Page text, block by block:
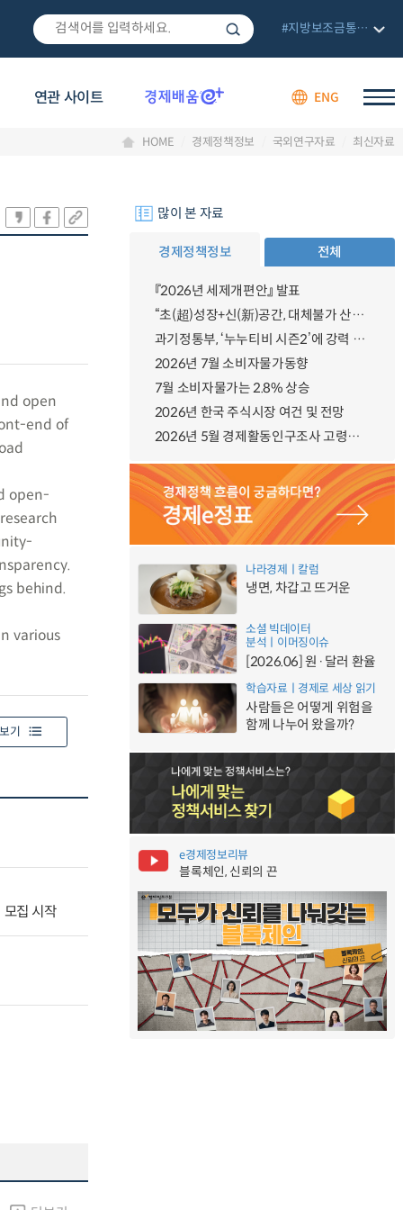
연관 사이트 ENG
#지방보조금통합관리망
HOME 경제정책정보 국외연구자료 최신자료
open
end of
open-
behind.
various
기
모집 시작
많이 본 자료
경제정책정보 전체
『2026년 세제개편안』 발표
“초(超)성장+신(新)공간, 대체불가 산업강국”
과기정통부, ‘누누티비 시즌2’에 강력 대응 의지 밝혀
2026년 7월 소비자물가동향
7월 소비자물가는 2.8% 상승
2026년 한국 주식시장 여건 및 전망
2026년 5월 경제활동인구조사 고령층 부가조사 결과
나라경제ㅣ칼럼
냉면, 차갑고 뜨거운
소셜 빅데이터
분석ㅣ이머징이슈
[2026.06] 원·달러 환율
학습자료ㅣ경제로 세상 읽기
사람들은 어떻게 위험을
함께 나누어 왔을까?
e경제정보리뷰
블록체인, 신뢰의 끈